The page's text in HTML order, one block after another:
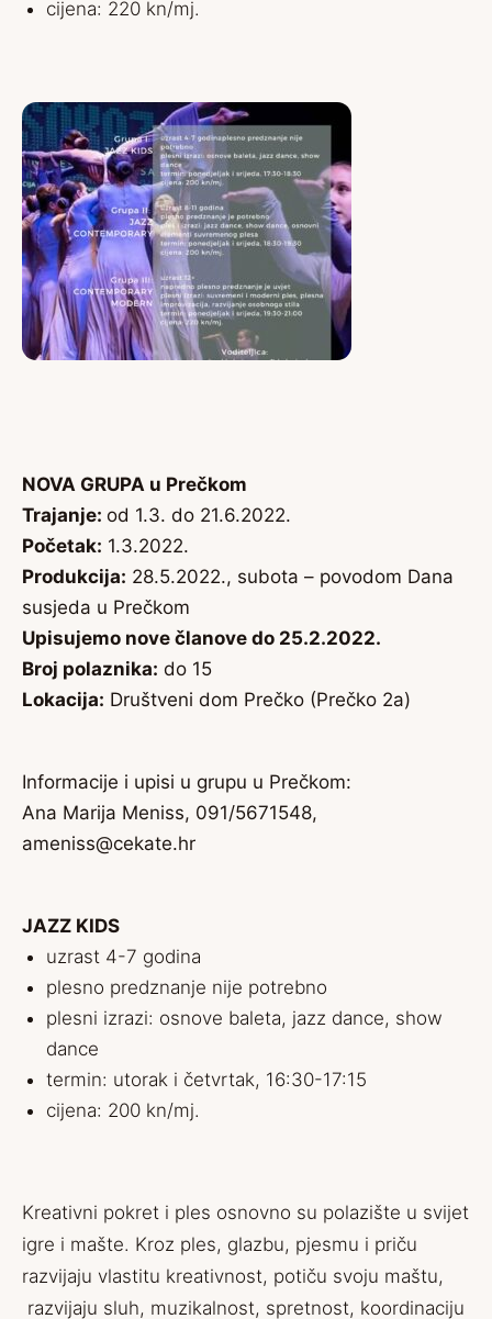
cijena: 220 kn/mj.
NOVA GRUPA u Prečkom
Trajanje: od 1.3. do 21.6.2022.
Početak: 1.3.2022.
Produkcija: 28.5.2022., subota – povodom Dana
susjeda u Prečkom
Upisujemo nove članove do 25.2.2022.
Broj polaznika: do 15
Lokacija: Društveni dom Prečko (Prečko 2a)
Informacije i upisi u grupu u Prečkom:
Ana Marija Meniss, 091/5671548,
ameniss@cekate.hr
JAZZ KIDS
uzrast 4-7 godina
plesno predznanje nije potrebno
plesni izrazi: osnove baleta, jazz dance, show
dance
termin: utorak i četvrtak, 16:30-17:15
cijena: 200 kn/mj.
Kreativni pokret i ples osnovno su polazište u svijet
igre i mašte. Kroz ples, glazbu, pjesmu i priču
razvijaju vlastitu kreativnost, potiču svoju maštu,
razvijaju sluh, muzikalnost, spretnost, koordinaciju